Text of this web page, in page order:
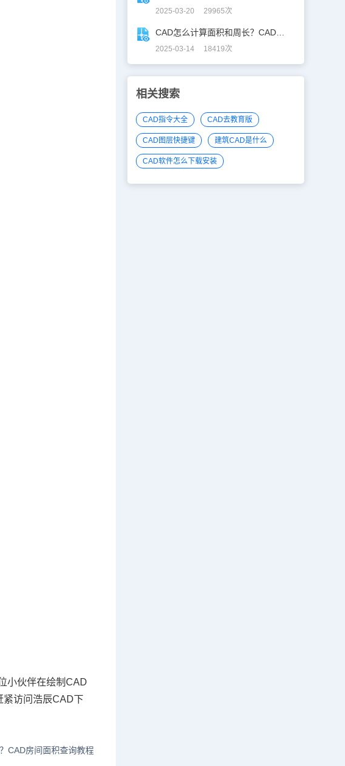
小伙伴在绘制CAD
紧访问浩辰CAD下
CAD房间面积查询教程
2025-03-20 29965次
2025-03-14 18419次
相关搜索
CAD指令大全 CAD去教育版
CAD图层快捷键 建筑CAD是什么
CAD软件怎么下载安装